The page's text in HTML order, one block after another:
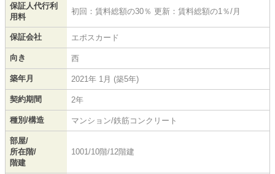
保証人代行利
用料
初回：賃料総額の30％ 更新：賃料総額の1％/月
保証会社 エポスカード
向き 西
築年月 2021年 1月 (築5年)
契約期間 2年
種別/構造 マンション/鉄筋コンクリート
部屋/
所在階/
階建
1001/10階/12階建